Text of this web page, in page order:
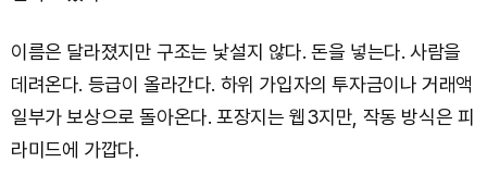
이름은 달라졌지만 구조는 낯설지 않다. 돈을 넣는다. 사람을
데려온다. 등급이 올라간다. 하위 가입자의 투자금이나 거래액
일부가 보상으로 돌아온다. 포장지는 웹3지만, 작동 방식은 피
라미드에 가깝다.